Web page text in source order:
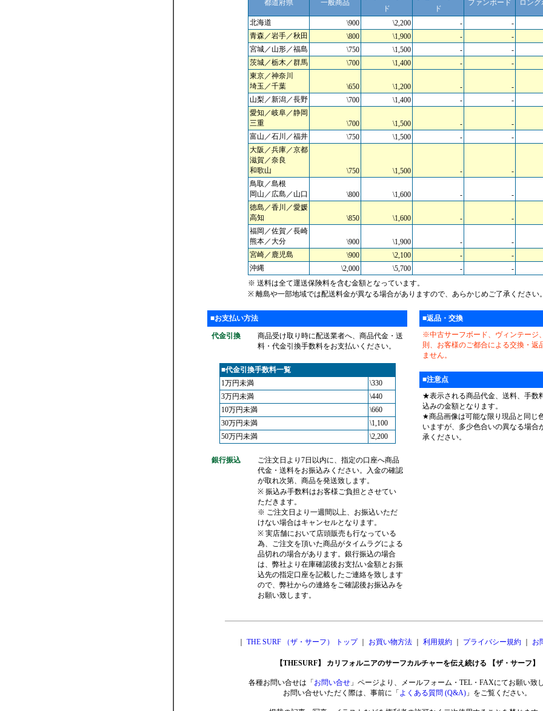
都道府県 一般商品
ド
ド
ファンボード ロン
北海道 \900 \2,200 - -
青森／岩手／秋田
\800 \1,900 - -
宮城／山形／福島
\750 \1,500 - -
茨城／栃木／群馬
\700 \1,400 - -
東京／神奈川
埼玉／千葉
\650 \1,200 - -
山梨／新潟／長野
\700 \1,400 - -
愛知／岐阜／静岡
三重
\700 \1,500 - -
富山／石川／福井
\750 \1,500 - -
大阪／兵庫／京都
滋賀／奈良
和歌山
\750 \1,500 - -
鳥取／島根
岡山／広島／山口
\800 \1,600 - -
徳島／香川／愛媛
高知
\850 \1,600 - -
福岡／佐賀／長崎
熊本／大分
\900 \1,900 - -
宮崎／鹿児島
\900 \2,100 - -
沖縄
\2,000 \5,700 - -
※ 送料は全て運送保険料を含む金額となっています。
※ 離島や一部地域では配送料金が異なる場合がありますので、あらかじめご了承ください。
■お支払い方法
代金引換
商品受け取り時に配送業者へ、商品代金・送
料・代金引換手数料をお支払いください。
■代金引換手数料一覧
1万円未満
\330
3万円未満
\440
10万円未満
\660
30万円未満
\1,100
50万円未満
\2,200
銀行振込
ご注文日より7日以内に、指定の口座へ商品
代金・送料をお振込みください。入金の確認
が取れ次第、商品を発送致します。
※ 振込み手数料はお客様ご負担とさせてい
ただきます。
※ ご注文日より一週間以上、お振込いただ
けない場合はキャンセルとなります。
※ 実店舗において店頭販売も行なっている
為、ご注文を頂いた商品がタイムラグによる
品切れの場合があります。銀行振込の場合
は、弊社より在庫確認後お支払い金額とお振
込先の指定口座を記載したご連絡を致します
ので、弊社からの連絡をご確認後お振込みを
お願い致します。
■返品・交換
※中古サーフボード、ヴィンテージ
則、お客様のご都合による交換・返
ません。
■注意点
★表示される商品代金、送料、手数
込みの金額となります。
★商品画像は可能な限り現品と同じ
いますが、多少色合いの異なる場合
承ください。
THE SURF （ザ・サーフ） トップ｜ お買い物方法｜ 利用規約｜ プライバシー規約｜ お
【THESURF】 カリフォルニアのサーフカルチャーを伝え続ける 【ザ・サーフ】
各種お問い合せは「 お問い合せ」ページより、メールフォーム・TEL・FAXにてお願い致し
お問い合せいただく際は、事前に「 よくある質問 (Q&A) 」をご覧ください。